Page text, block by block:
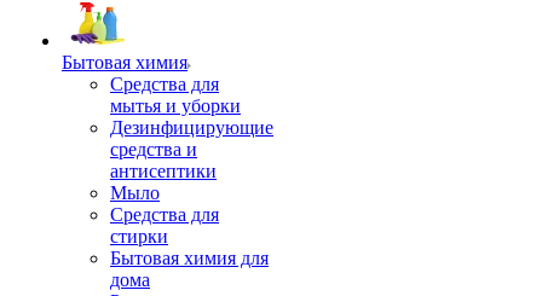
Бытовая химия
Средства для
мытья и уборки
Дезинфицирующие
средства и
антисептики
Мыло
Средства для
стирки
Бытовая химия для
дома